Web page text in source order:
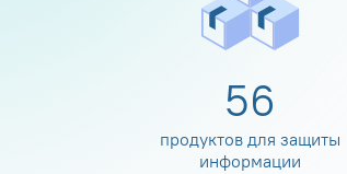
60
продуктов для защиты
информации